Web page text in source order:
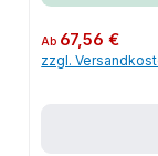
Regulärer Preis:
Ab 67,56 €
zzgl.